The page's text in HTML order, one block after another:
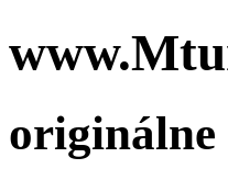
www.M
originálne